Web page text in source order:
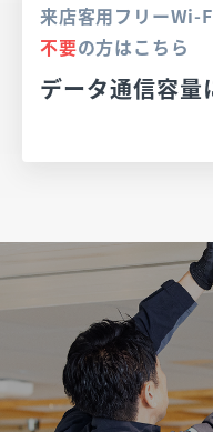
来店客用フリーWi-
不要の方はこちら
データ通信容量